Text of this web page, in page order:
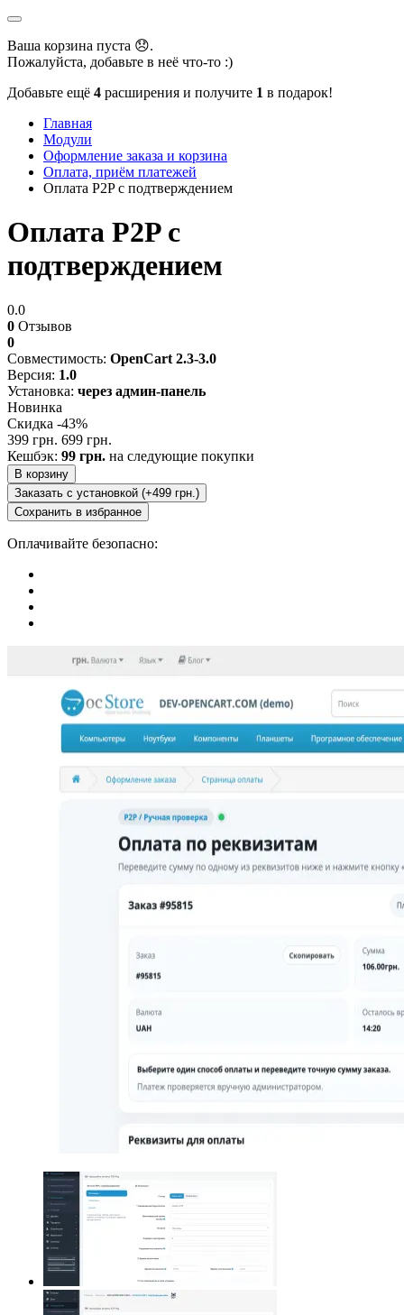
Ваша корзина пуста 😞.
Пожалуйста, добавьте в неё что-то :)
Добавьте ещё 4 расширения и получите 1 в подарок!
Главная
Модули
Оформление заказа и корзина
Оплата, приём платежей
Оплата P2P с подтверждением
Оплата P2P с
подтверждением
0.0
0 Отзывов
0
Совместимость: OpenCart 2.3-3.0
Версия: 1.0
Установка: через админ-панель
Новинка
Скидка -43%
399 грн. 699 грн.
Кешбэк: 99 грн. на следующие покупки
В корзину
Заказать с установкой (+499 грн.)
Сохранить в избранное
Оплачивайте безопасно: